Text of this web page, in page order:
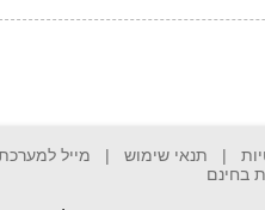
| תנאי שימוש | מייל
בחינם